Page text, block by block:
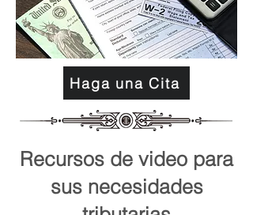
Haga una Cita
Recursos de video para
sus necesidades